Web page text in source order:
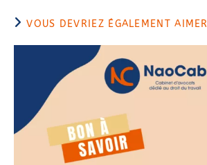
VOUS DEVRIEZ ÉGALEMENT AIMER